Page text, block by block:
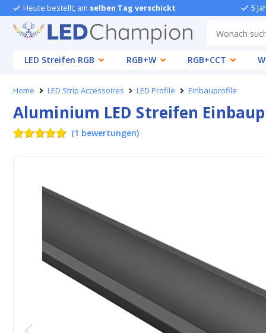
Heute bestellt, am selben Tag verschickt 5
LED Streifen RGB
RGB+W RGB+CCT
Home LED Strip Accessoires LED Profile Einbauprofile
Aluminium LED Streifen
(1 bewertungen)